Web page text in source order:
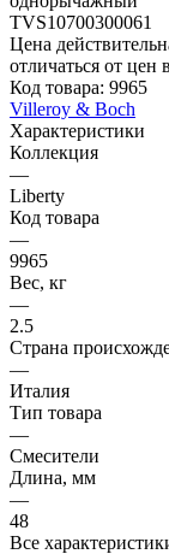
Цена
отличаться от цен
Код товара: 9965
Villeroy & Boch
Характеристики
Коллекция
—
Liberty
Код товара
—
9965
Вес, кг
—
2.5
Страна
—
Италия
Тип товара
—
Смесители
Длина, мм
—
48
Все